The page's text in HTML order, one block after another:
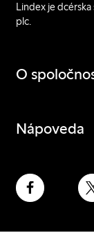
Lindex je
plc.
O
Nápoveda